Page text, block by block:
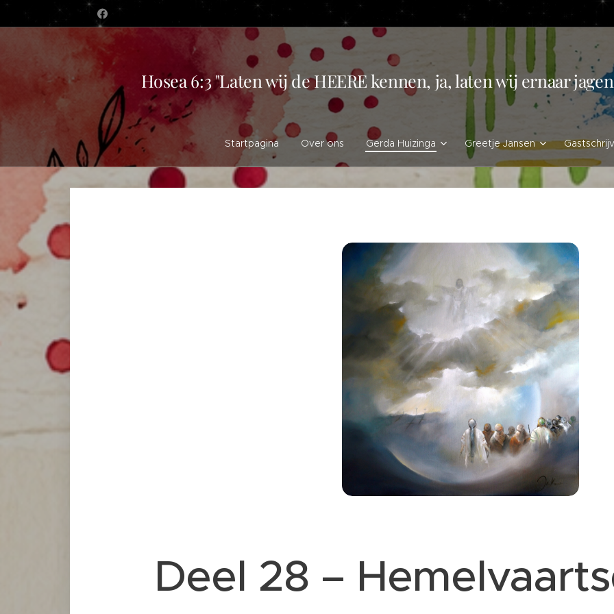
Hosea 6:3 "Laten wij de HEERE kennen, ja, laten wij ernaar
Startpagina Over ons Gerda Huizinga Greetje Jansen
Deel 28 –